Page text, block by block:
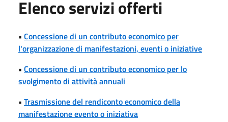
Elenco servizi offerti
• Concessione di un contributo economico per
l'organizzazione di manifestazioni, eventi o iniziative
• Concessione di un contributo economico per lo
svolgimento di attività annuali
• Trasmissione del rendiconto economico della
manifestazione evento o iniziativa